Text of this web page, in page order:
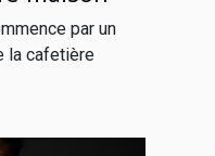
par un
la cafetière